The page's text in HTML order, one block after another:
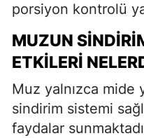
porsiyon kontrolü
MUZUN
ETKILERI
Muz yalnızca mide
sindirim sistemi
faydalar